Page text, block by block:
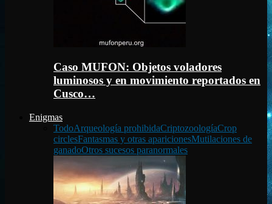
Caso MUFON: Objetos voladores
luminosos y en movimiento reportados en
Cusco…
Enigmas
TodoArqueología prohibidaCriptozoologíaCrop
circlesFantasmas y otras aparicionesMutilaciones de
ganadoOtros sucesos paranormales